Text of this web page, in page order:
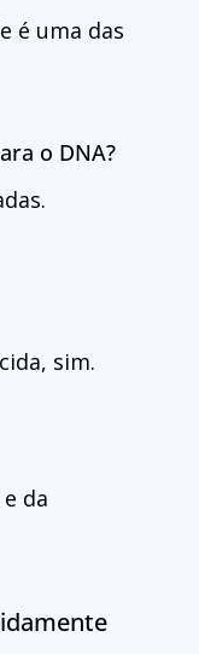
é uma das
o DNA?
sim.
da